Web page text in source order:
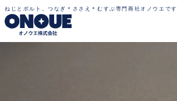
ねじとボルト。つなぎ＊ささえ＊むすぶ専門商社オノウエです